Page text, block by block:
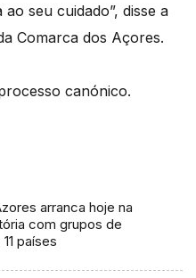
seu cuidado”, disse a
Comarca dos Açores.
canónico.
arranca hoje na
com grupos de
países